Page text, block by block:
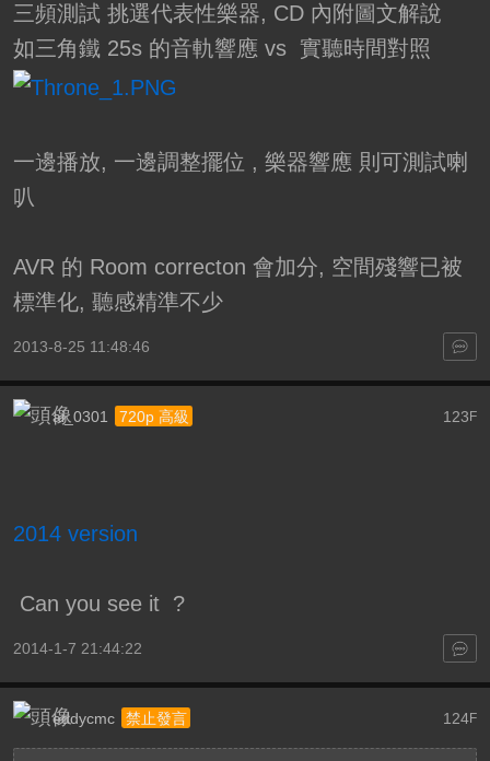
三頻測試 挑選代表性樂器, CD 內附圖文解說
如三角鐵 25s 的音軌響應 vs 實聽時間對照
一邊播放, 一邊調整擺位 , 樂器響應 則可測試喇
叭
AVR 的 Room correcton 會加分, 空間殘響已被
標準化, 聽感精準不少
2013-8-25 11:48:46
123F
ai_0301 720p 高級
2014 version
Can you see it ?
2014-1-7 21:44:22
124F
eddycmc 禁止發言